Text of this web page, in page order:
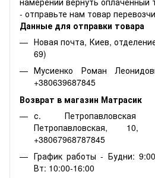
- отправьте нам товар
Данные для отправки товара
Новая почта, Киев,
69)
Мусиенко Роман
+380639687845
Возврат в магазин Матрасик
с. Петропавловская
Петропавловская,
+38067968787845
График работы - Будни:
Вт: 10:00-16:00